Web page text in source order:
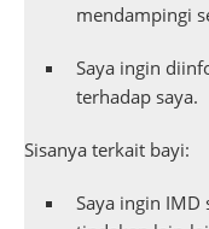
mendampingi
Saya ingin
terhadap saya.
Sisanya terkait bayi:
Saya ingin IMD